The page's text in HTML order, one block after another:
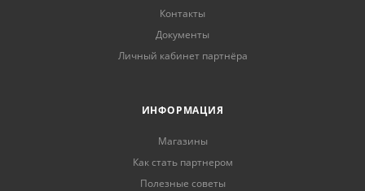
Контакты
Документы
Личный кабинет партнёра
ИНФОРМАЦИЯ
Магазины
Как стать партнером
Полезные советы